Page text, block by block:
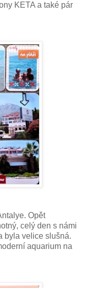
KETA a také pár
Opět
celý den s námi
byla velice slušná.
aquarium na